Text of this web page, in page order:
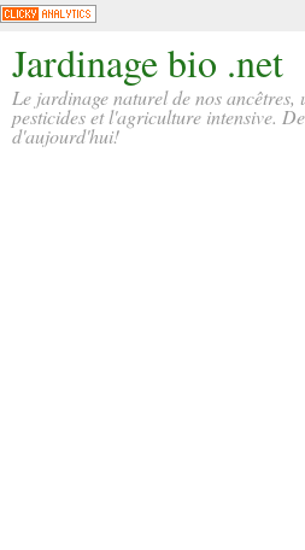
Jardinage bio .net
Le jardinage naturel de nos
pesticides et l'agriculture intensive.
d'aujourd'hui!